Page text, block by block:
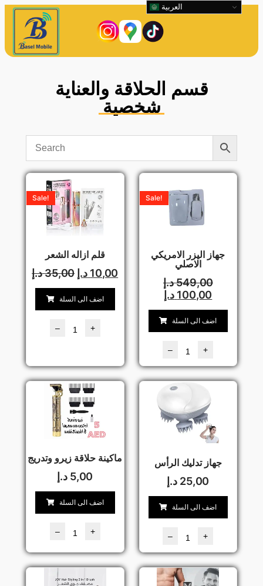
قسم الحلاقة والعناية
شخصية
قلم ازاله الشعر
Sale!
35,00د.إ 10,00 د.إ
اضف الى السلة
– +
جهاز اليزر الامريكي
الاصلي
Sale!
549,00د.إ
100,00 د.إ
اضف الى السلة
– +
ماكينة حلاقة زيرو وتدريج
5,00 د.إ
اضف الى السلة
– +
جهاز تدليك الرأس
25,00 د.إ
اضف الى السلة
– +
العربية